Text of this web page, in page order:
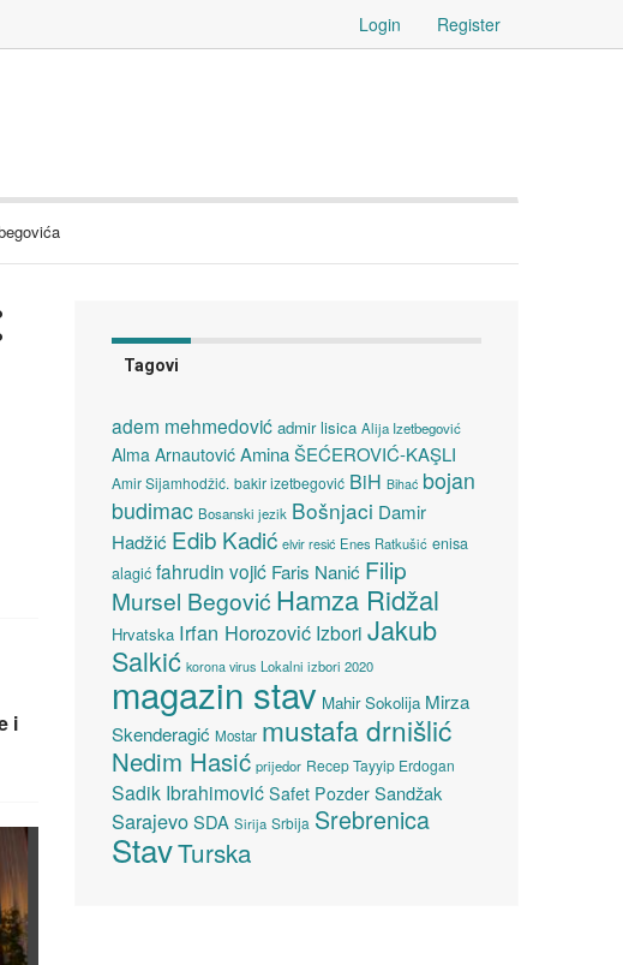
Login Register
i
Tagovi
adem mehmedović admir lisica Alija Izetbegović
Alma Arnautović Amina ŠEĆEROVIĆ-KAŞLI
Amir Sijamhodžić. bakir izetbegović BiH Bihać bojan
budimac Bosanski jezik Bošnjaci Damir
Hadžić Edib Kadić elvir resić Enes Ratkušić enisa
alagić fahrudin vojić Faris Nanić Filip
Mursel Begović Hamza Ridžal
Hrvatska Irfan Horozović Izbori Jakub
Salkić korona virus Lokalni izbori 2020
magazin stav Mahir Sokolija Mirza
Skenderagić Mostar mustafa drnišlić
Nedim Hasić prijedor Recep Tayyip Erdogan
Sadik Ibrahimović Safet Pozder Sandžak
SarajevoSDA Sirija Srbija Srebrenica
StavTurska